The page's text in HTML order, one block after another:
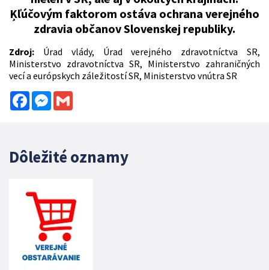
Ķľúčovým faktorom ostáva ochrana verejného
zdravia občanov Slovenskej republiky.
Zdroj: Úrad vlády, Úrad verejného zdravotníctva SR,
Ministerstvo zdravotníctva SR, Ministerstvo zahraničných
vecí a európskych záležitostí SR, Ministerstvo vnútra SR
FacebookMessenger
Dôležité oznamy